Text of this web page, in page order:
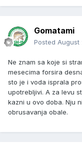
Gomatami
Posted August
Ne znam sa koje si
mesecima forsira
sto je i voda isprala
upotrebljivi. A za levu
kazni u ovo doba. Nju
obrusavanja obale.